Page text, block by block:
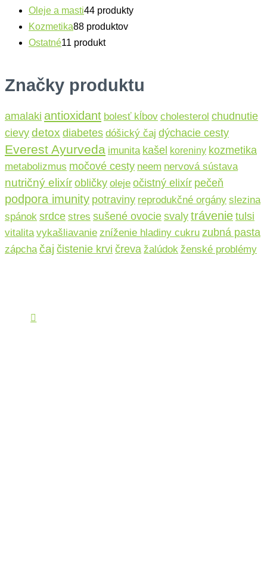
Oleje a masti44 produkty
Kozmetika88 produktov
Ostatné11 produkt
Značky produktu
amalaki antioxidant bolesť kĺbov cholesterol chudnutie
cievy detox diabetes dóšický čaj dýchacie cesty
Everest Ayurveda imunita kašel koreniny kozmetika
metabolizmus močové cesty neem nervová sústava
nutričný elixír obličky oleje očistný elixír pečeň
podpora imunity potraviny reprodukčné orgány slezina
spánok srdce stres sušené ovocie svaly trávenie tulsi
vitalita vykašliavanie zníženie hladiny cukru zubná pasta
zápcha čaj čistenie krvi čreva žalúdok ženské problémy